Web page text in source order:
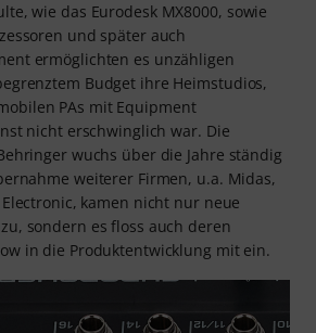
wie das Eurodesk MX8000, sowie
und später auch
ermöglichten es unzähligen
Budget ihre Heimstudios,
PAs mit Equipment
nicht erschwinglich war. Die
wuchs über die Jahre ständig
weiterer Firmen, u.a. Midas,
kamen nicht nur neue
sondern es floss auch deren
in die Produktentwicklung mit ein.